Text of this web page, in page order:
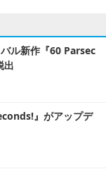
ル新作『60 Parsec
出
』がアップデ